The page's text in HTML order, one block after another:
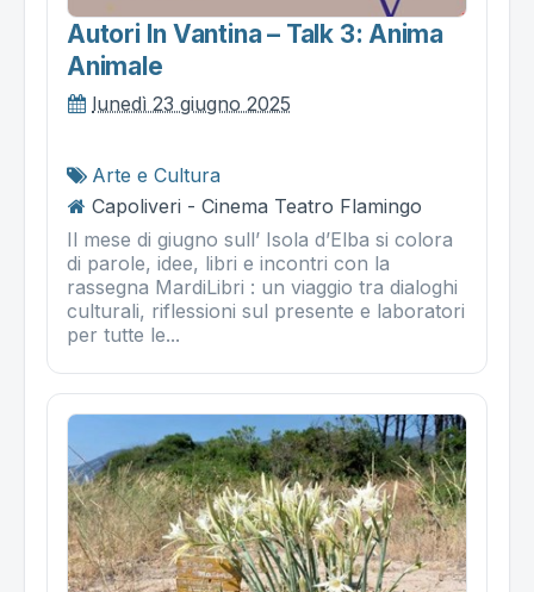
Autori In Vantina – Talk 3: Anima
Animale
lunedì 23 giugno 2025
Arte e Cultura
Capoliveri - Cinema Teatro Flamingo
Il mese di giugno sull’ Isola d’Elba si colora
di parole, idee, libri e incontri con la
rassegna MardiLibri : un viaggio tra dialoghi
culturali, riflessioni sul presente e laboratori
per tutte le...